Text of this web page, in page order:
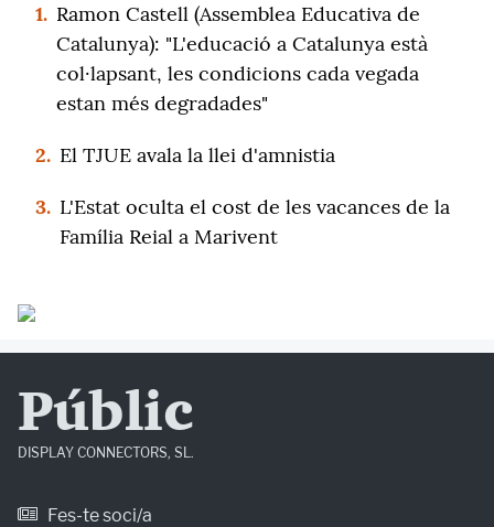
1. Ramon Castell (Assemblea Educativa de
Catalunya): "L'educació a Catalunya està
col·lapsant, les condicions cada vegada
estan més degradades"
2. El TJUE avala la llei d'amnistia
3. L'Estat oculta el cost de les vacances de la
Família Reial a Marivent
Públic
DISPLAY CONNECTORS, SL.
Fes-te soci/a